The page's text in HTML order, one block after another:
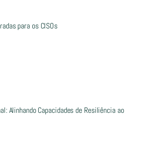
para os CISOs
Alinhando Capacidades de Resiliência ao